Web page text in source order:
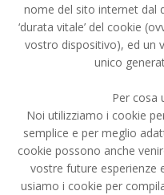
nome del sito internet dal
‘durata vitale’ del cookie
vostro dispositivo), ed un
unico
Per cosa
Noi utilizziamo i cookie
semplice e per meglio
cookie possono anche
vostre future esperienze
usiamo i cookie per